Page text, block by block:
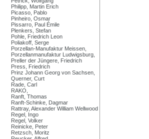
Philipp, Martin Erich
Picasso, Pablo
Pinheiro, Osmar
Pissarro, Paul Émile
Plenkers, Stefan
Pohle, Friedrich Leon
Poliakoff, Serge
Porzellan-Manufaktur Meissen,
Porzellanmanufaktur Ludwigsburg,
Preller der Jüngere, Friedrich
Press, Friedrich
Prinz Johann Georg von Sachsen,
Querner, Curt
Rade, Carl
RAKO,
Ranft, Thomas
Ranft-Schinke, Dagmar
Rattray, Alexander William Wellwood
Regel, Ingo
Regel, Volker
Reinicke, Peter
Retzsch, Moritz